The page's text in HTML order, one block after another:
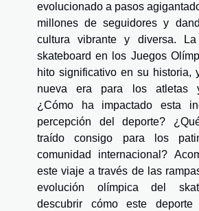
evolucionado a pasos
millones de seguidores y
cultura vibrante y diversa.
skateboard en los Juegos
hito significativo en su historia,
nueva era para los atletas
¿Cómo ha impactado esta
percepción del deporte?
traído consigo para los
comunidad internacional?
este viaje a través de las
evolución olímpica del
descubrir cómo este deporte